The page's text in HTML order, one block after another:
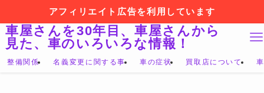
アフィリエイト広告を利用しています
車屋さんを30年目、車屋さんから
見た、車のいろいろな情報！
整備関係 名義変更に関する事 車の症状 買取店について